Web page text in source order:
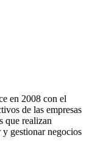
en 2008 con el
de las empresas
que realizan
gestionar negocios